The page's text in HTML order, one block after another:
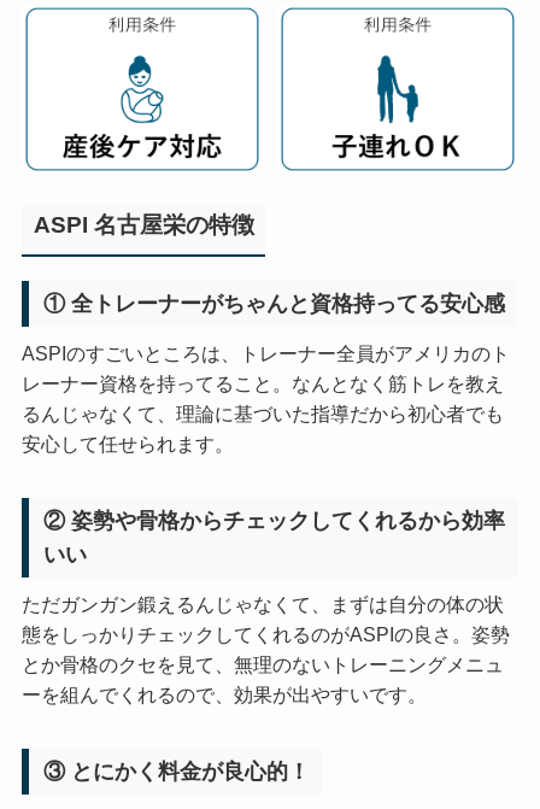
ASPI 名古屋栄の特徴
① 全トレーナーがちゃんと資格持ってる安心感
ASPIのすごいところは、トレーナー全員がアメリカのト
レーナー資格を持ってること。なんとなく筋トレを教え
るんじゃなくて、理論に基づいた指導だから初心者でも
安心して任せられます。
② 姿勢や骨格からチェックしてくれるから効率
いい
ただガンガン鍛えるんじゃなくて、まずは自分の体の状
態をしっかりチェックしてくれるのがASPIの良さ。姿勢
とか骨格のクセを見て、無理のないトレーニングメニュ
ーを組んでくれるので、効果が出やすいです。
③ とにかく料金が良心的！